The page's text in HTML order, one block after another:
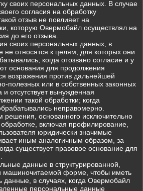
своих персональных данных. В случае
согласия на обработку
отзыв не повлияет на
которую Овермобайл осуществлял на
до его отзыва.
своих персональных данных, в
не относятся к целям, для которых они
когда отозвано согласие и у
основания для продолжения
возражения против дальнейшей
полезных или в собственных законных
отсутствует вынужденная
такой обработки; когда
неправомерно.
решения, основанного исключительно
включая профилирование,
юридически значимые
иным аналогичным образом, за
существует правовое основание для
данные в структурированной,
машиночитаемой форме, чтобы иметь
данные, в случаях, когда Овермобайл
персональные данные